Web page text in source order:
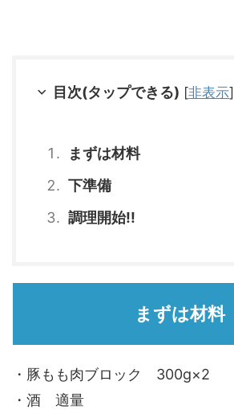
目次(タップできる) [非表示]
まずは材料
下準備
調理開始!!
まずは材料
・豚もも肉ブロック 300g×2
・酒 適量